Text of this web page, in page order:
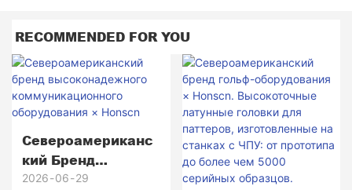
RECOMMENDED FOR YOU
Североамериканс
Кий Бренд
Высоконадежного
2026 06 29